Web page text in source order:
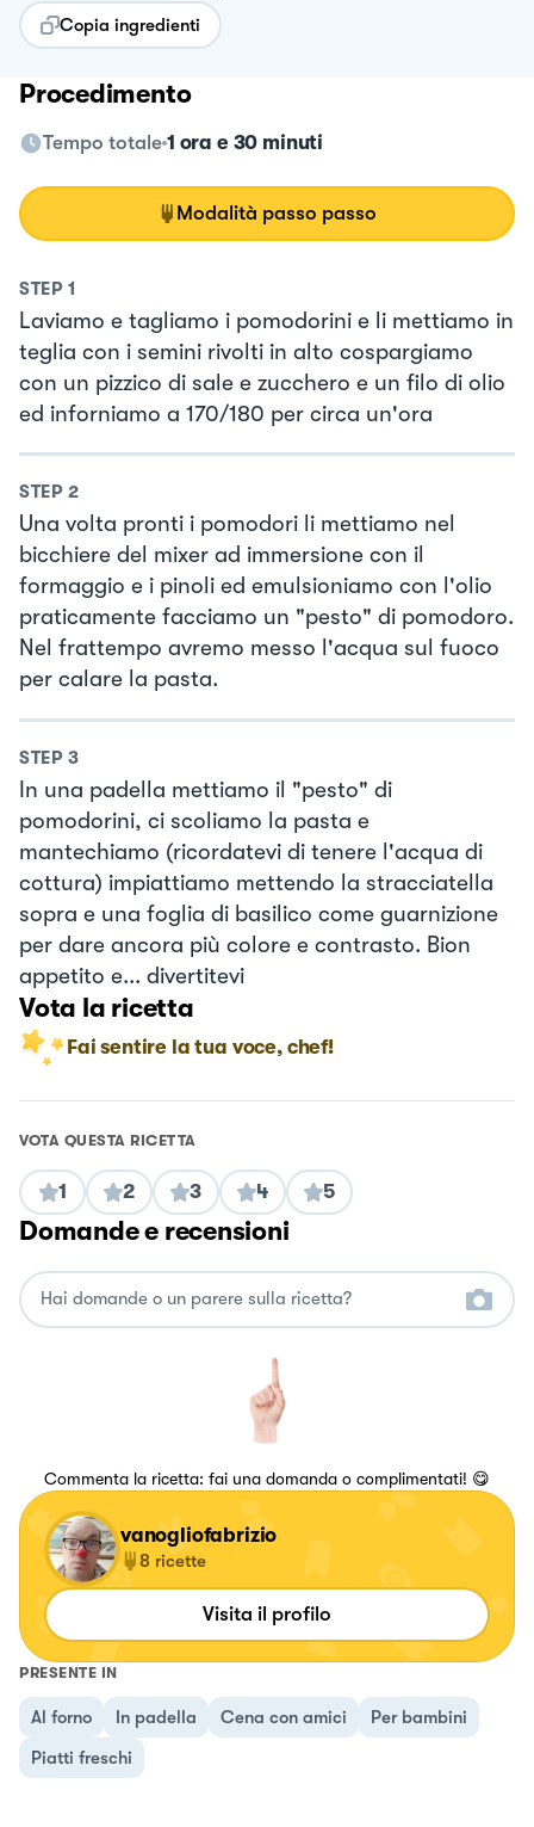
Copia ingredienti
Procedimento
Tempo totale 1 ora e 30 minuti
Modalità passo passo
STEP 1
Laviamo e tagliamo i pomodorini e li mettiamo in
teglia con i semini rivolti in alto cospargiamo
con un pizzico di sale e zucchero e un filo di olio
ed inforniamo a 170/180 per circa un'ora
STEP 2
Una volta pronti i pomodori li mettiamo nel
bicchiere del mixer ad immersione con il
formaggio e i pinoli ed emulsioniamo con l'olio
praticamente facciamo un "pesto" di pomodoro.
Nel frattempo avremo messo l'acqua sul fuoco
per calare la pasta.
STEP 3
In una padella mettiamo il "pesto" di
pomodorini, ci scoliamo la pasta e
mantechiamo (ricordatevi di tenere l'acqua di
cottura) impiattiamo mettendo la stracciatella
sopra e una foglia di basilico come guarnizione
per dare ancora più colore e contrasto. Bion
appetito e... divertitevi
Vota la ricetta
Fai sentire la tua voce, chef!
VOTA QUESTA RICETTA
1 2 3 4 5
Domande e recensioni
Commenta la ricetta: fai una domanda o complimentati! 😋
vanogliofabrizio
8 ricette
Visita il profilo
PRESENTE IN
Al forno In padella Cena con amici
Per bambini
Piatti freschi